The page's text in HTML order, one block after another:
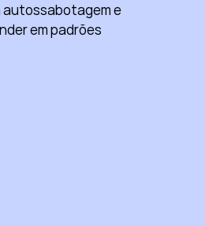
autossabotagem e
em padrões